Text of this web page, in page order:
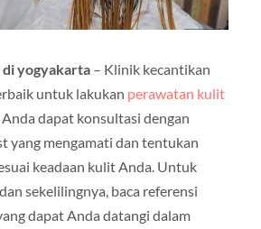
yogyakarta– Klinik kecantikan
untuk lakukan perawatan kulit
dapat konsultasi dengan
yang mengamati dan tentukan
keadaan kulit Anda. Untuk
sekelilingnya, baca referensi
dapat Anda datangi dalam